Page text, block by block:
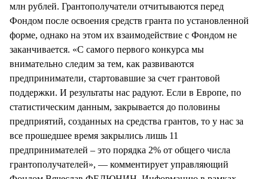
млн рублей. Грантополучатели отчитываются перед
Фондом после освоения средств гранта по установленной
форме, однако на этом их взаимодействие с Фондом не
заканчивается. «С самого первого конкурса мы
внимательно следим за тем, как развиваются
предприниматели, стартовавшие за счет грантовой
поддержки. И результаты нас радуют. Если в Европе, по
статистическим данным, закрывается до половины
предприятий, созданных на средства грантов, то у нас за
все прошедшее время закрылись лишь 11
предпринимателей – это порядка 2% от общего числа
грантополучателей», — комментирует управляющий